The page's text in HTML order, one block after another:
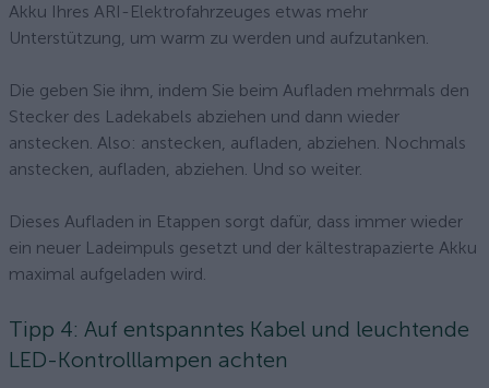
Akku Ihres ARI-Elektrofahrzeuges etwas mehr
Unterstützung, um warm zu werden und aufzutanken.
Die geben Sie ihm, indem Sie beim Aufladen mehrmals den
Stecker des Ladekabels abziehen und dann wieder
anstecken. Also: anstecken, aufladen, abziehen. Nochmals
anstecken, aufladen, abziehen. Und so weiter.
Dieses Aufladen in Etappen sorgt dafür, dass immer wieder
ein neuer Ladeimpuls gesetzt und der kältestrapazierte Akku
maximal aufgeladen wird.
Tipp 4: Auf entspanntes Kabel und leuchtende
LED-Kontrolllampen achten